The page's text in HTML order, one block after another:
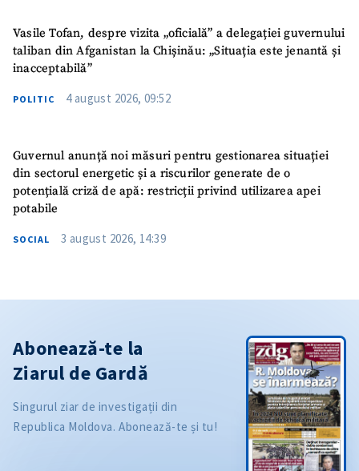
Vasile Tofan, despre vizita „oficială” a delegației guvernului
taliban din Afganistan la Chișinău: „Situația este jenantă și
inacceptabilă”
POLITIC 4 august 2026, 09:52
Guvernul anunță noi măsuri pentru gestionarea situației
din sectorul energetic și a riscurilor generate de o
potențială criză de apă: restricții privind utilizarea apei
potabile
SOCIAL 3 august 2026, 14:39
Abonează-te la
Ziarul de Gardă
Singurul ziar de investigații din
Republica Moldova. Abonează-te și tu!